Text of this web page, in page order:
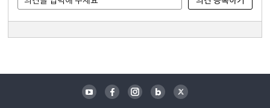
유튜브 페이스북 인스타그램 블로그 트위터